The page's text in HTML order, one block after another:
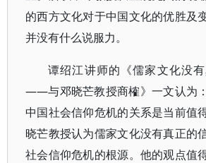
的西方文化对于中国文化的优胜及
并没有什么说服力。
谭绍江讲师的《儒家文化没
——与邓晓芒教授商榷》一文认为
中国社会信仰危机的关系是当前值
晓芒教授认为儒家文化没有真正的
社会信仰危机的根源。他的观点值